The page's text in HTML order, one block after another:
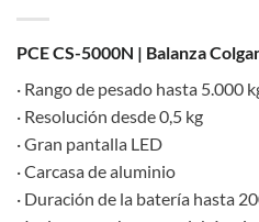
PCE CS-5000N | Balanza
· Rango de pesado hasta 5.000
· Resolución desde 0,5 kg
· Gran pantalla LED
· Carcasa de aluminio
· Duración de la batería hasta